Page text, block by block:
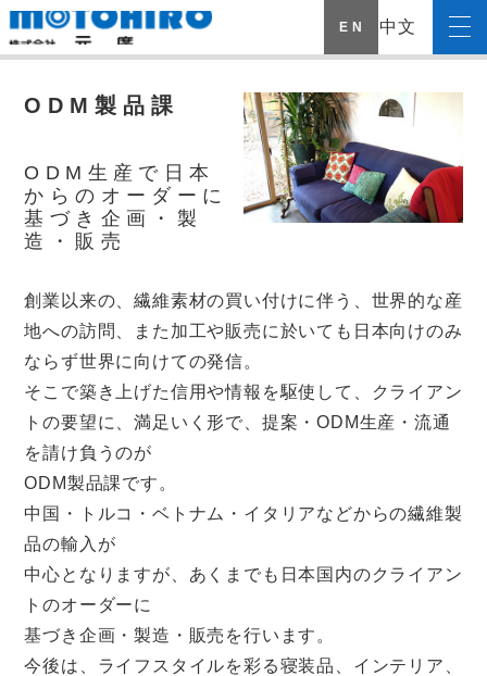
E N 中文
ODM製品課
ODM生産で日本
からのオーダーに
基づき企画・製
造・販売
創業以来の、繊維素材の買い付けに伴う、世界的な産
地への訪問、また加工や販売に於いても日本向けのみ
ならず世界に向けての発信。
そこで築き上げた信用や情報を駆使して、クライアン
トの要望に、満足いく形で、提案・ODM生産・流通
を請け負うのが
ODM製品課です。
中国・トルコ・ベトナム・イタリアなどからの繊維製
品の輸入が
中心となりますが、あくまでも日本国内のクライアン
トのオーダーに
基づき企画・製造・販売を行います。
今後は、ライフスタイルを彩る寝装品、インテリア、